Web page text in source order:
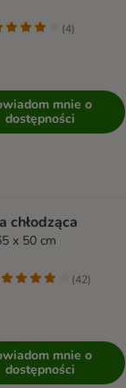
(4)
mnie o
dostępności
chłodząca
x 50 cm
(42)
mnie o
dostępności